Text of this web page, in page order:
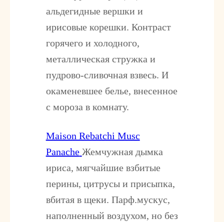
альдегидные вершки и
ирисовые корешки. Контраст
горячего и холодного,
металлическая стружка и
пудрово-сливочная взвесь. И
окаменевшее белье, внесенное
с мороза в комнату.
Maison Rebatchi Musc
Panache Жемчужная дымка
ириса, мягчайшие взбитые
перины, цитрусы и присыпка,
вбитая в щеки. Парф.мускус,
наполненный воздухом, но без